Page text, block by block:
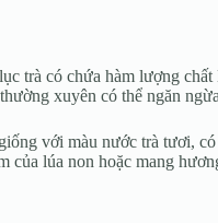
trà có chứa hàm lượng
xuyên có thể ngăn
với màu nước trà tươi,
của lúa non hoặc mang